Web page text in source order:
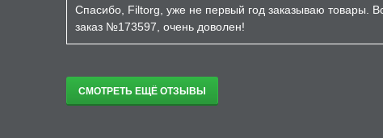
Спасибо, Filtorg, уже не первый год заказываю товары.
заказ №173597, очень доволен!
СМОТРЕТЬ ЕЩЁ ОТЗЫВЫ